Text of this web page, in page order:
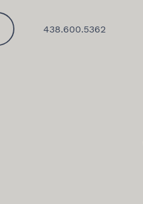
438.600.5362